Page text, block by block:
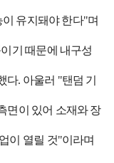
유지돼야 한다"며
기 때문에 내구성
. 아울러 "탠덤 기
면이 있어 소재와 장
이 열릴 것"이라며